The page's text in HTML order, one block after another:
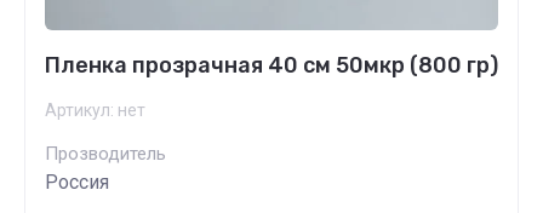
Пленка прозрачная 40 см 50мкр (800 гр)
Артикул: нет
Прозводитель
Россия